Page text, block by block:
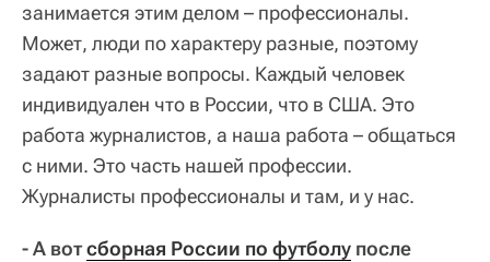
занимается этим делом – профессионалы.
Может, люди по характеру разные, поэтому
задают разные вопросы. Каждый человек
индивидуален что в России, что в США. Это
работа журналистов, а наша работа – общаться
с ними. Это часть нашей профессии.
Журналисты профессионалы и там, и у нас.
- А вотсборная России по футболу после